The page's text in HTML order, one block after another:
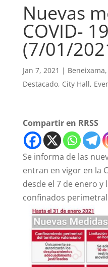
Nuevas
COVID-
(7/01/
Jan 7, 2021 | Beneixama,
Destacado, City Hall,
Compartir en RRSS
Se informa de las
entran en vigor en la
desde el 7 de enero
confinados